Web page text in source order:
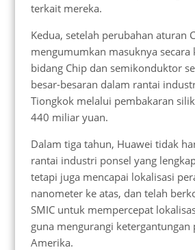
terkait mereka.
Kedua, setelah perubahan aturan
mengumumkan masuknya
bidang Chip dan semikonduktor
besar-besaran dalam rantai
Tiongkok melalui pembakaran
440 miliar yuan.
Dalam tiga tahun, Huawei tidak
rantai industri ponsel yang
tetapi juga mencapai lokalisasi
nanometer ke atas, dan telah
SMIC untuk mempercepat
guna mengurangi ketergantungan
Amerika.